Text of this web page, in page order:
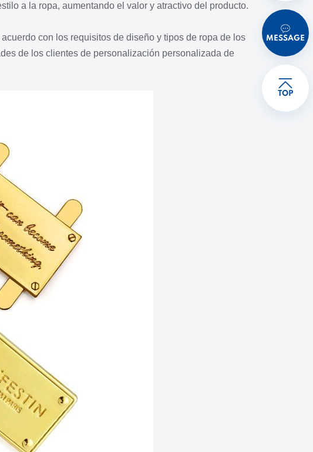
a la ropa, aumentando el valor y atractivo del producto.
con los requisitos de diseño y tipos de ropa de los
de los clientes de personalización personalizada de
MESSAGE
TOP